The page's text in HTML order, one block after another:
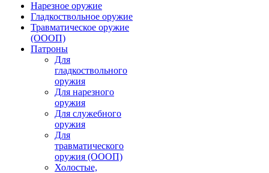
Нарезное оружие
Гладкоствольное оружие
Травматическое оружие
(ОООП)
Патроны
Для
гладкоствольного
оружия
Для нарезного
оружия
Для служебного
оружия
Для
травматического
оружия (ОООП)
Холостые,